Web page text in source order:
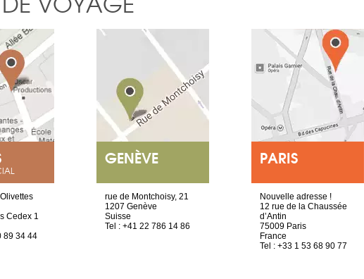
Cedex 1
89 34 44
GENÈVE
rue de Montchoisy, 21
1207 Genève
Suisse
Tel : +41 22 786 14 86
PARIS
Nouvelle adresse !
12 rue de la Chaussée
d’Antin
75009 Paris
France
Tel : +33 1 53 68 90 77